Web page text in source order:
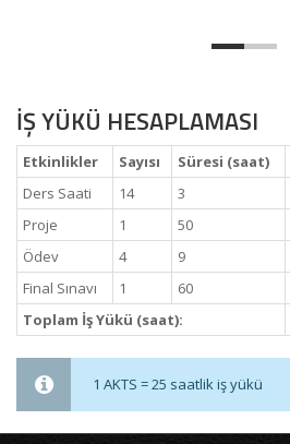
İŞ YÜKÜ HESAPLAMASI
Etkinlikler Sayısı Süresi (saat)
Ders Saati
14 3
Proje
1 50
Ödev
4 9
Final Sınavı
1 60
Toplam İş Yükü (saat):
1 AKTS = 25 saatlik iş yükü